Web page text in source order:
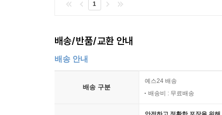
1
배송/반품/교환 안내
배송 안내
배송 구분
예스24 배송
배송비 : 무료배송